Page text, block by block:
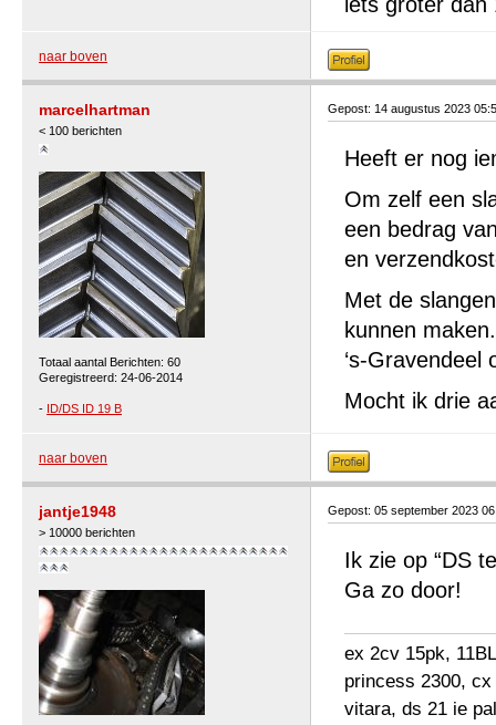
naar boven
marcelhartman
< 100 berichten
Totaal aantal Berichten: 60
Geregistreerd: 24-06-2014
- ID/DS ID 19 B
Gepost: 14 augustus 2023
Heeft er nog
Om zelf een
een bedrag
en
Met de
kunnen
‘s-
Mocht ik drie
naar boven
jantje1948
> 10000 berichten
Gepost: 05 september 2023
Ik zie op “DS
Ga zo door!
ex 2cv 15pk,
princess 2300,
vitara, ds 21 ie